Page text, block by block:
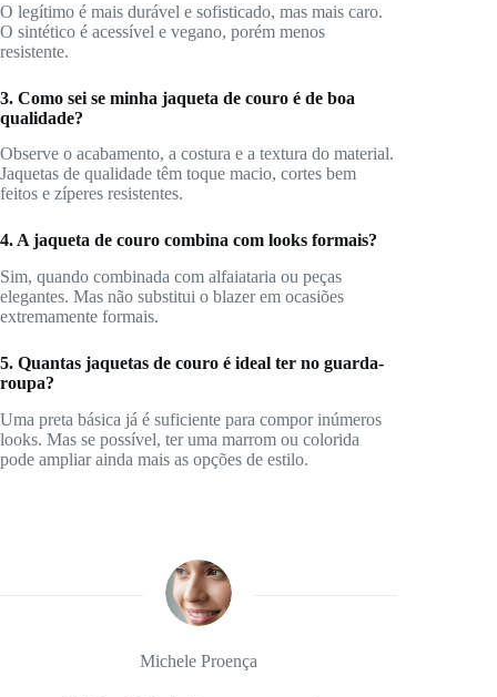
O legítimo é mais durável e sofisticado, mas mais caro.
O sintético é acessível e vegano, porém menos
resistente.
3. Como sei se minha jaqueta de couro é de boa
qualidade?
Observe o acabamento, a costura e a textura do material.
Jaquetas de qualidade têm toque macio, cortes bem
feitos e zíperes resistentes.
4. A jaqueta de couro combina com looks formais?
Sim, quando combinada com alfaiataria ou peças
elegantes. Mas não substitui o blazer em ocasiões
extremamente formais.
5. Quantas jaquetas de couro é ideal ter no guarda-
roupa?
Uma preta básica já é suficiente para compor inúmeros
looks. Mas se possível, ter uma marrom ou colorida
pode ampliar ainda mais as opções de estilo.
Michele Proença